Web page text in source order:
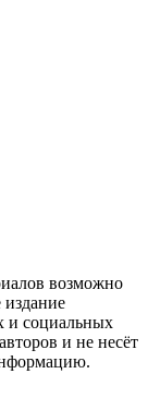
возможно
издание
и социальных
и не несёт